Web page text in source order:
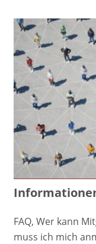
FAQ, Wer kann
muss ich mich